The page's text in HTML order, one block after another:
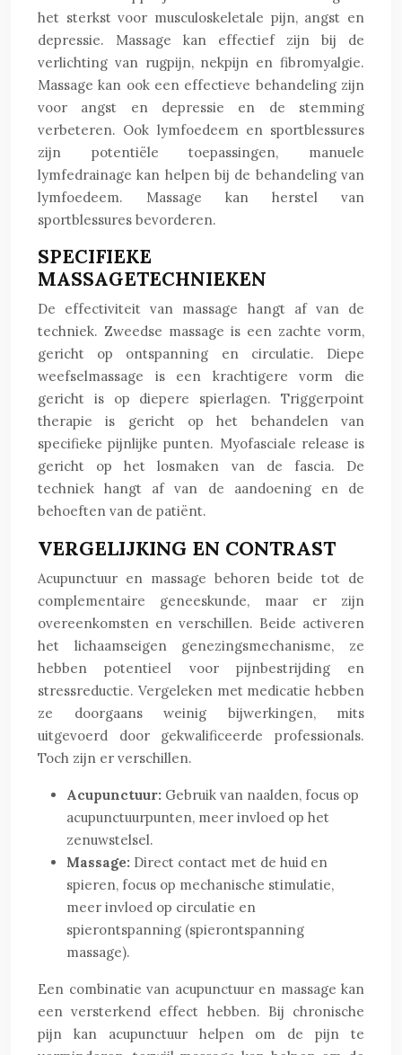
het sterkst voor musculoskeletale pijn, angst en
depressie. Massage kan effectief zijn bij de
verlichting van rugpijn, nekpijn en fibromyalgie.
Massage kan ook een effectieve behandeling zijn
voor angst en depressie en de stemming
verbeteren. Ook lymfoedeem en sportblessures
zijn potentiële toepassingen, manuele
lymfedrainage kan helpen bij de behandeling van
lymfoedeem. Massage kan herstel van
sportblessures bevorderen.
SPECIFIEKE
MASSAGETECHNIEKEN
De effectiviteit van massage hangt af van de
techniek. Zweedse massage is een zachte vorm,
gericht op ontspanning en circulatie. Diepe
weefselmassage is een krachtigere vorm die
gericht is op diepere spierlagen. Triggerpoint
therapie is gericht op het behandelen van
specifieke pijnlijke punten. Myofasciale release is
gericht op het losmaken van de fascia. De
techniek hangt af van de aandoening en de
behoeften van de patiënt.
VERGELIJKING EN CONTRAST
Acupunctuur en massage behoren beide tot de
complementaire geneeskunde, maar er zijn
overeenkomsten en verschillen. Beide activeren
het lichaamseigen genezingsmechanisme, ze
hebben potentieel voor pijnbestrijding en
stressreductie. Vergeleken met medicatie hebben
ze doorgaans weinig bijwerkingen, mits
uitgevoerd door gekwalificeerde professionals.
Toch zijn er verschillen.
Acupunctuur: Gebruik van naalden, focus op
acupunctuurpunten, meer invloed op het
zenuwstelsel.
Massage: Direct contact met de huid en
spieren, focus op mechanische stimulatie,
meer invloed op circulatie en
spierontspanning (spierontspanning
massage).
Een combinatie van acupunctuur en massage kan
een versterkend effect hebben. Bij chronische
pijn kan acupunctuur helpen om de pijn te